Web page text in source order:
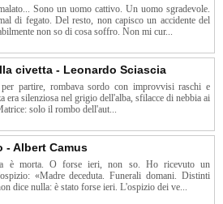
Sono un uomo cattivo. Un uomo sgradevole.
di fegato. Del resto, non capisco un accidente del
non so di cosa soffro. Non mi cur...
civetta - Leonardo Sciascia
per partire, rombava sordo con improvvisi raschi e
era silenziosa nel grigio dell'alba, sfilacce di nebbia ai
solo il rombo dell'aut...
- Albert Camus
è morta. O forse ieri, non so. Ho ricevuto un
«Madre deceduta. Funerali domani. Distinti
dice nulla: è stato forse ieri. L'ospizio dei ve...